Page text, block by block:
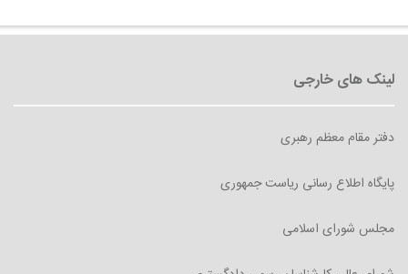
دفتر مقام معظم رهبری
پایگاه اطلاع رسانی ریاست جمهوری
مجلس شورای اسلامی